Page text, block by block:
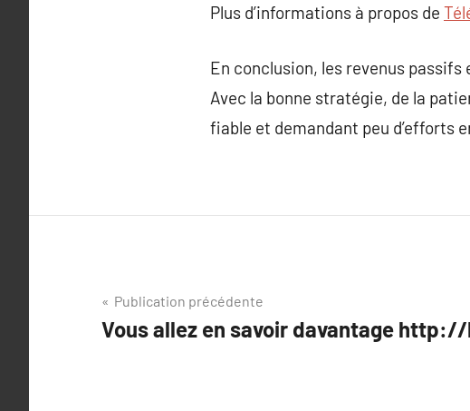
Plus d’informations à propos de
En conclusion, les revenus
Avec la bonne stratégie, de la
fiable et demandant peu d’efforts
Navigation
de
Publication précédente
Vous allez en savoir davantage